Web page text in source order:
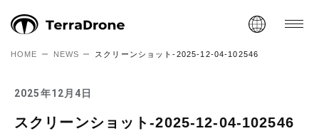
HOME NEWS スクリーンショット-2025-12-04-102546
2025年12月4日
スクリーンショット-2025-12-04-102546